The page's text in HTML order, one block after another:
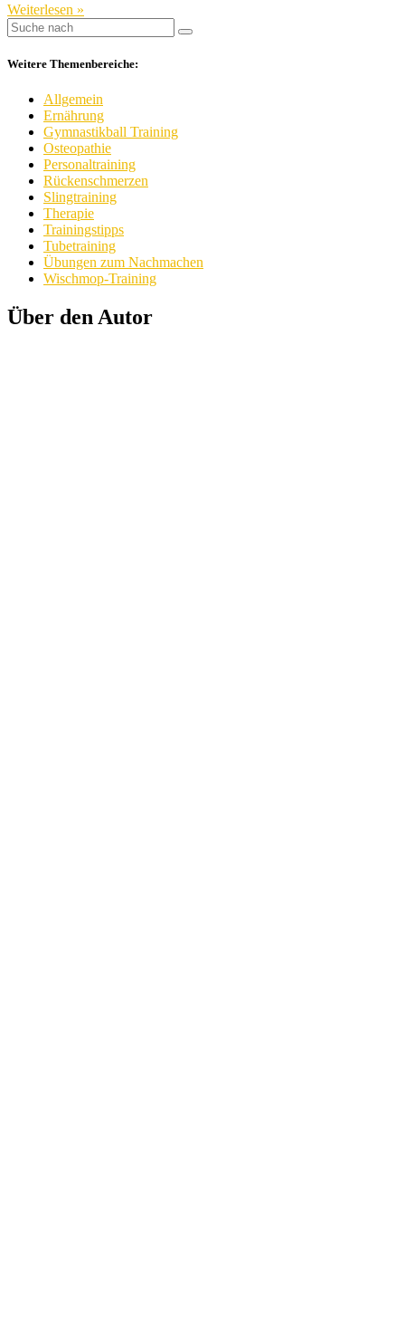
Weiterlesen »
Weitere Themenbereiche:
Allgemein
Ernährung
Gymnastikball Training
Osteopathie
Personaltraining
Rückenschmerzen
Slingtraining
Therapie
Trainingstipps
Tubetraining
Übungen zum Nachmachen
Wischmop-Training
Über den Autor